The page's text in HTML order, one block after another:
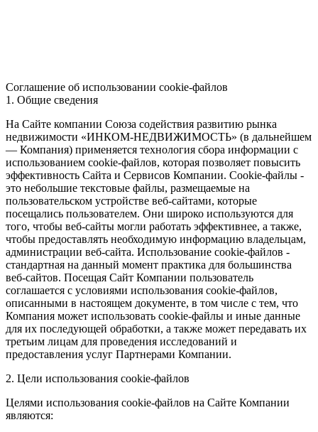
Соглашение об использовании cookie-файлов
1. Общие сведения
На Сайте компании Союза содействия развитию рынка
недвижимости «ИНКОМ-НЕДВИЖИМОСТЬ» (в дальнейшем
— Компания) применяется технология сбора информации с
использованием cookie-файлов, которая позволяет повысить
эффективность Сайта и Сервисов Компании. Сookie-файлы -
это небольшие текстовые файлы, размещаемые на
пользовательском устройстве веб-сайтами, которые
посещались пользователем. Они широко используются для
того, чтобы веб-сайты могли работать эффективнее, а также,
чтобы предоставлять необходимую информацию владельцам,
администрации веб-сайта. Использование cookie-файлов -
стандартная на данный момент практика для большинства
веб-сайтов. Посещая Сайт Компании пользователь
соглашается с условиями использования cookie-файлов,
описанными в настоящем документе, в том числе с тем, что
Компания может использовать cookie-файлы и иные данные
для их последующей обработки, а также может передавать их
третьим лицам для проведения исследований и
предоставления услуг Партнерами Компании.
2. Цели использования cookie-файлов
Целями использования cookie-файлов на Сайте Компании
являются: